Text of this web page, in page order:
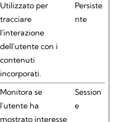
Utilizzato per
tracciare
l'interazione
dell'utente con i
contenuti
incorporati.
Persiste
nte
Monitora se
l'utente ha
mostrato interesse
Session
e